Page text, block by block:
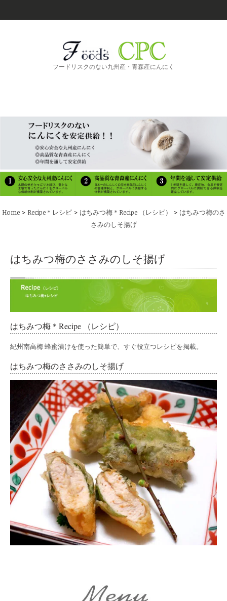
フードリスクのない九州産・青森産にんにく
Home> Recipe＊レシピ> はちみつ梅＊Recipe （レシピ） > はちみつ梅のさ
さみのしそ揚げ
はちみつ梅のささみのしそ揚げ
はちみつ梅＊Recipe （レシピ）
紀州南高梅 蜂蜜漬けを使った簡単で、すぐ役立つレシピを掲載。
はちみつ梅のささみのしそ揚げ